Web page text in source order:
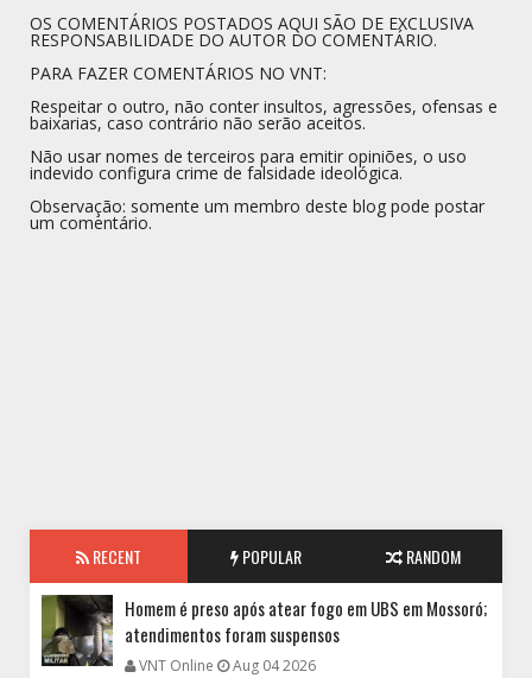
OS COMENTÁRIOS POSTADOS AQUI SÃO DE EXCLUSIVA
RESPONSABILIDADE DO AUTOR DO COMENTÁRIO.
PARA FAZER COMENTÁRIOS NO VNT:
Respeitar o outro, não conter insultos, agressões, ofensas e
baixarias, caso contrário não serão aceitos.
Não usar nomes de terceiros para emitir opiniões, o uso
indevido configura crime de falsidade ideológica.
Observação: somente um membro deste blog pode postar
um comentário.
RECENT POPULAR RANDOM
Homem é preso após atear fogo em UBS em Mossoró;
atendimentos foram suspensos
VNT Online Aug 04 2026